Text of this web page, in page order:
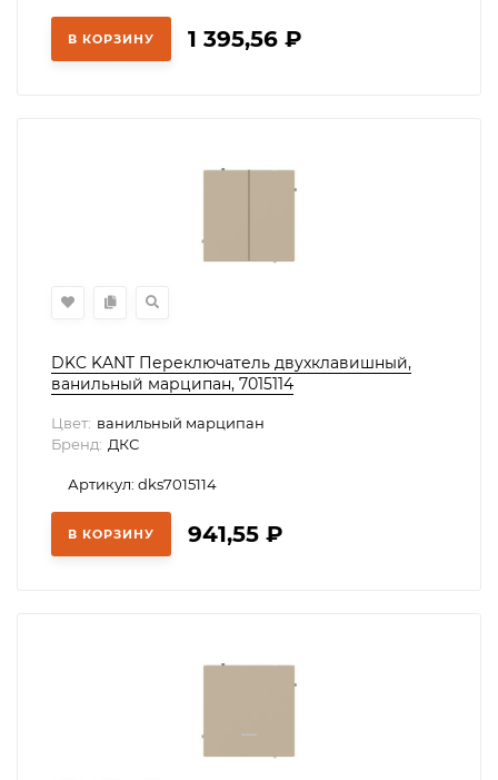
В КОРЗИНУ 1 395,56 ₽
DKC KANT Переключатель двухклавишный,
ванильный марципан, 7015114
Цвет: ванильный марципан
Бренд: ДКС
Артикул: dks7015114
В КОРЗИНУ 941,55 ₽